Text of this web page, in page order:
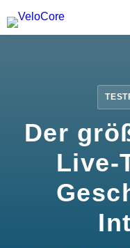
Partnerprogramm
Der
Live-